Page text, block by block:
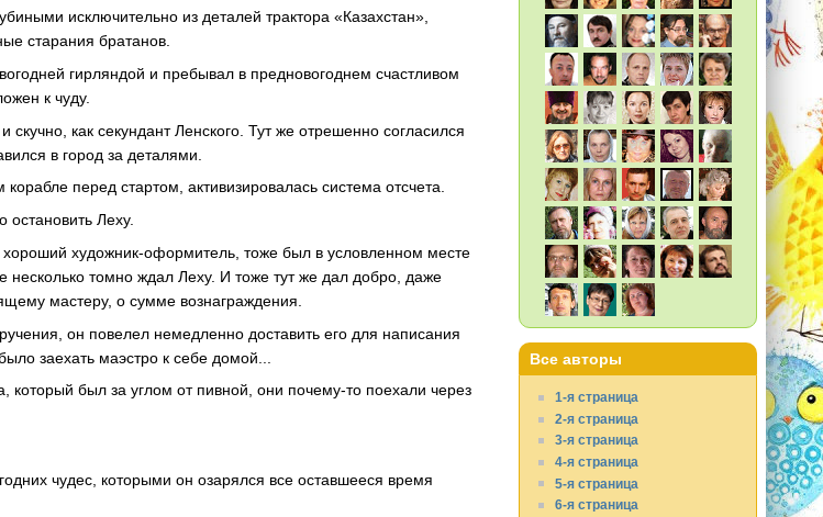
исключительно из деталей трактора «Казахстан»,
старания братанов.
гирляндой и пребывал в предновогоднем счастливом
к чуду.
как секундант Ленского. Тут же отрешенно согласился
в город за деталями.
перед стартом, активизировалась система отсчета.
Леху.
художник-оформитель, тоже был в условленном месте
несколько томно ждал Леху. И тоже тут же дал добро, даже
мастеру, о сумме вознаграждения.
он повелел немедленно доставить его для написания
заехать маэстро к себе домой...
который был за углом от пивной, они почему-то поехали через
чудес, которыми он озарялся все оставшееся время
Все авторы
1-я страница
2-я страница
3-я страница
4-я страница
5-я страница
6-я страница